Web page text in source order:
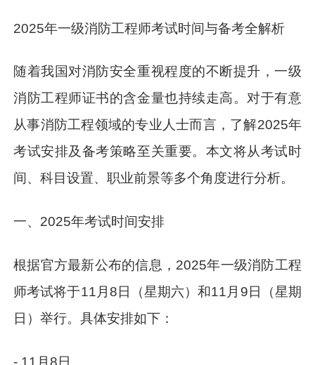
2025年一级消防工程师考试时间与备考全解析
随着我国对消防安全重视程度的不断提升，一级
消防工程师证书的含金量也持续走高。对于有意
从事消防工程领域的专业人士而言，了解2025年
考试安排及备考策略至关重要。本文将从考试时
间、科目设置、职业前景等多个角度进行分析。
一、2025年考试时间安排
根据官方最新公布的信息，2025年一级消防工程
师考试将于11月8日（星期六）和11月9日（星期
日）举行。具体安排如下：
- 11月8日